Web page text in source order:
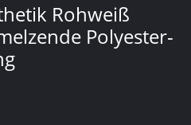
Rohweiß
Polyester-